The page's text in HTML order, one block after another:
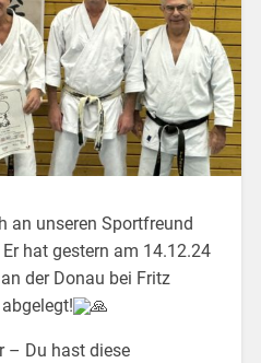
an unseren Sportfreund
hat gestern am 14.12.24
der Donau bei Fritz
– Du hast diese